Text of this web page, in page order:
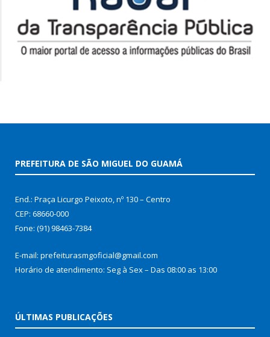
PREFEITURA DE SÃO MIGUEL DO GUAMÁ
End.: Praça Licurgo Peixoto, nº 130 – Centro
CEP: 68660-000
Fone: (91) 98463-7384
E-mail: prefeiturasmgoficial@gmail.com
Horário de atendimento: Seg à Sex – Das 08:00 as 13:00
ÚLTIMAS PUBLICAÇÕES